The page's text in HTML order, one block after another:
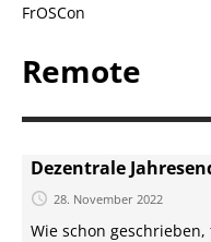
FrOSCon
Remote
Dezentrale
28. November 2022
Wie schon